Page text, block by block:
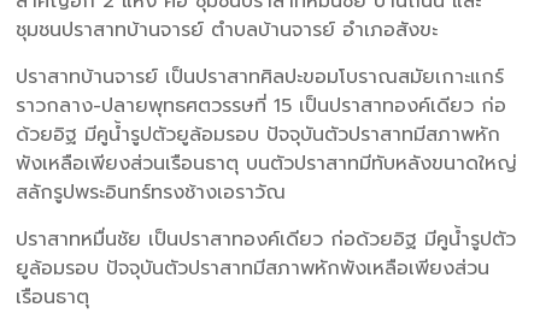
ชุมชนปราสาทบ้านจารย์ ตำบลบ้านจารย์ อำเภอสังขะ
ปราสาทบ้านจารย์ เป็นปราสาทศิลปะขอมโบราณสมัยเกาะแกร์
ราวกลาง-ปลายพุทธศตวรรษที่ 15 เป็นปราสาทองค์เดียว ก่อ
ด้วยอิฐ มีคูน้ำรูปตัวยูล้อมรอบ ปัจจุบันตัวปราสาทมีสภาพหัก
พังเหลือเพียงส่วนเรือนธาตุ บนตัวปราสาทมีทับหลังขนาดใหญ่
สลักรูปพระอินทร์ทรงช้างเอราวัณ
ปราสาทหมื่นชัย เป็นปราสาทองค์เดียว ก่อด้วยอิฐ มีคูน้ำรูปตัว
ยูล้อมรอบ ปัจจุบันตัวปราสาทมีสภาพหักพังเหลือเพียงส่วน
เรือนธาตุ